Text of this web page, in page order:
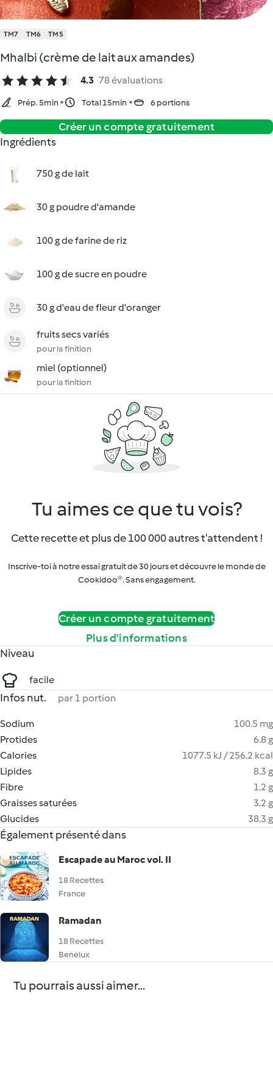
TM7 TM6 TM5
Mhalbi (crème de lait aux amandes)
4.3 78 évaluations
Prép. 5min Total 15min 6 portions
Créer un compte gratuitement
Ingrédients
750 g de lait
30 g poudre d'amande
100 g de farine de riz
100 g de sucre en poudre
30 g d'eau de fleur d'oranger
fruits secs variés
pour la finition
miel (optionnel)
pour la finition
Tu aimes ce que tu vois?
Cette recette et plus de 100 000 autres t'attendent !
Inscrive-toi à notre essai gratuit de 30 jours et découvre le monde de
Cookidoo®. Sans engagement.
Créer un compte gratuitement
Plus d’informations
Niveau
facile
Infos nut. par 1 portion
Sodium
100.5 mg
Protides
6.8 g
Calories
1077.5 kJ / 256.2 kcal
Lipides
8.3 g
Fibre
1.2 g
Graisses saturées
3.2 g
Glucides
38.3 g
Également présenté dans
Escapade au Maroc vol. II
18 Recettes
France
Ramadan
18 Recettes
Benelux
Tu pourrais aussi aimer...